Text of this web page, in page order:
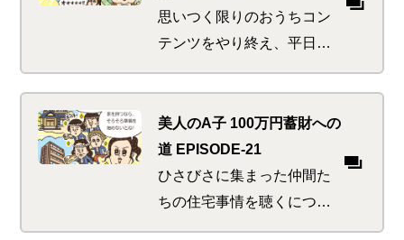
りくる夫婦の危機！？
思いつく限りのおうちコン
テンツをやり終え、平日の
昼間からゴロゴロ～のA子。
お金まわりの管理クイズに
正解できないようではマネ
活道失格であります。いま
すぐ始めるべき楽ちんすぎ
る方法とは？
美人のA子 100万円蓄財への
道 EPISODE-21
ひさびさに集まった仲間た
ちの住宅事情を聴くにつ
れ、マイホームの夢が広が